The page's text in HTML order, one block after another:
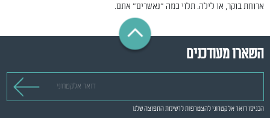
ארוחת בוקר, או לילה. תלוי כמה "נאשרים" אתם.
השארו מעודכנים
הכניסו דואר אלקטרוני להצטרפות לרשימת התפוצה שלנו